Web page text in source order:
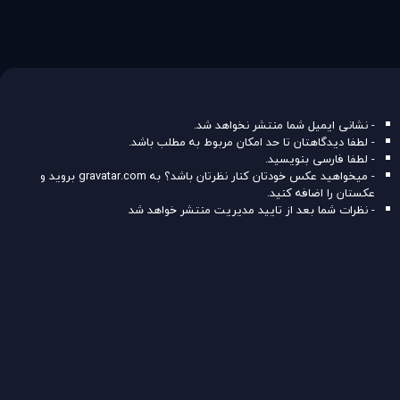
- نشانی ایمیل شما منتشر نخواهد شد.
- لطفا دیدگاهتان تا حد امکان مربوط به مطلب باشد.
- لطفا فارسی بنویسید.
- میخواهید عکس خودتان کنار نظرتان باشد؟ به gravatar.comبروید و
عکستان را اضافه کنید.
- نظرات شما بعد از تایید مدیریت منتشر خواهد شد